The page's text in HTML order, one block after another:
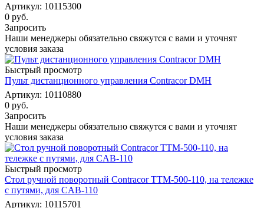
Артикул: 10115300
0 руб.
Запросить
Наши менеджеры обязательно свяжутся с вами и уточнят
условия заказа
Быстрый просмотр
Пульт дистанционного управления Contracor DMH
Артикул: 10110880
0 руб.
Запросить
Наши менеджеры обязательно свяжутся с вами и уточнят
условия заказа
Быстрый просмотр
Стол ручной поворотный Contracor TTM-500-110, на тележке
с путями, для CAB-110
Артикул: 10115701